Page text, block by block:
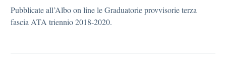
Pubblicate all’Albo on line le Graduatorie provvisorie terza
fascia ATA triennio 2018-2020.